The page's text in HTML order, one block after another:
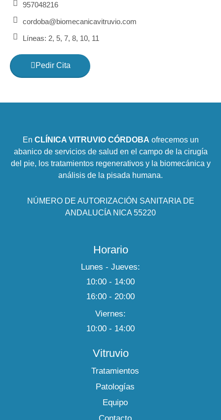
957048216
cordoba@biomecanicavitruvio.com
Líneas: 2, 5, 7, 8, 10, 11
Pedir Cita
En CLÍNICA VITRUVIO CÓRDOBA ofrecemos un
abanico de servicios de salud en el campo de la cirugía
del pie, los tratamientos regenerativos y la biomecánica y
análisis de la pisada humana.
NÚMERO DE AUTORIZACIÓN SANITARIA DE
ANDALUCÍA NICA 55220
Horario
Lunes - Jueves:
10:00 - 14:00
16:00 - 20:00
Viernes:
10:00 - 14:00
Vitruvio
Tratamientos
Patologías
Equipo